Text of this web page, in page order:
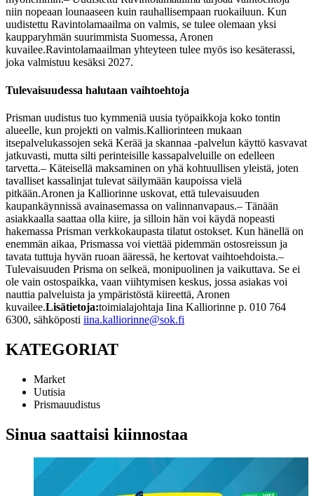
niin nopeaan lounaaseen kuin rauhallisempaan ruokailuun. Kun
uudistettu Ravintolamaailma on valmis, se tulee olemaan yksi
kaupparyhmän suurimmista Suomessa, Aronen
kuvailee.Ravintolamaailman yhteyteen tulee myös iso kesäterassi,
joka valmistuu kesäksi 2027.
Tulevaisuudessa halutaan vaihtoehtoja
Prisman uudistus tuo kymmeniä uusia työpaikkoja koko tontin
alueelle, kun projekti on valmis.Kalliorinteen mukaan
itsepalvelukassojen sekä Kerää ja skannaa -palvelun käyttö kasvavat
jatkuvasti, mutta silti perinteisille kassapalveluille on edelleen
tarvetta.– Käteisellä maksaminen on yhä kohtuullisen yleistä, joten
tavalliset kassalinjat tulevat säilymään kaupoissa vielä
pitkään.Aronen ja Kalliorinne uskovat, että tulevaisuuden
kaupankäynnissä avainasemassa on valinnanvapaus.– Tänään
asiakkaalla saattaa olla kiire, ja silloin hän voi käydä nopeasti
hakemassa Prisman verkkokaupasta tilatut ostokset. Kun hänellä on
enemmän aikaa, Prismassa voi viettää pidemmän ostosreissun ja
tavata tuttuja hyvän ruoan ääressä, he kertovat vaihtoehdoista.–
Tulevaisuuden Prisma on selkeä, monipuolinen ja vaikuttava. Se ei
ole vain ostospaikka, vaan viihtymisen keskus, jossa asiakas voi
nauttia palveluista ja ympäristöstä kiireettä, Aronen
kuvailee.Lisätietoja:toimialajohtaja Iina Kalliorinne p. 010 764
6300, sähköposti iina.kalliorinne@sok.fi
KATEGORIAT
Market
Uutisia
Prismauudistus
Sinua saattaisi kiinnostaa